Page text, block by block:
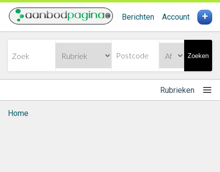
Berichten Account +
Zoeken
Rubrieken
Home